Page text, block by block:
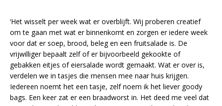
‘Het wisselt per week wat er overblijft. Wij proberen creatief
om te gaan met wat er binnenkomt en zorgen er iedere week
voor dat er soep, brood, beleg en een fruitsalade is. De
vrijwilliger bepaalt zelf of er bijvoorbeeld gekookte of
gebakken eitjes of eiersalade wordt gemaakt. Wat er over is,
verdelen we in tasjes die mensen mee naar huis krijgen.
Iedereen noemt het een tasje, zelf noem ik het liever goody
bags. Een keer zat er een braadworst in. Het deed me veel dat